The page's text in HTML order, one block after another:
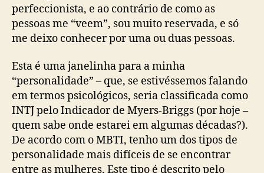
perfeccionista, e ao contrário de como as
pessoas me “veem”, sou muito reservada, e só
me deixo conhecer por uma ou duas pessoas.
Esta é uma janelinha para a minha
“personalidade” – que, se estivéssemos falando
em termos psicológicos, seria classificada como
INTJ pelo Indicador de Myers-Briggs (por hoje –
quem sabe onde estarei em algumas décadas?).
De acordo com o MBTI, tenho um dos tipos de
personalidade mais difíceis de se encontrar
entre as mulheres. Este tipo é descrito pelo